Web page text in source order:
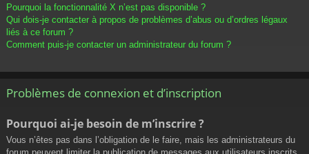
Pourquoi la fonctionnalité X n’est pas disponible ?
Qui dois-je contacter à propos de problèmes d’abus ou d’ordres légaux
liés à ce forum ?
Comment puis-je contacter un administrateur du forum ?
Problèmes de connexion et d’inscription
Pourquoi ai-je besoin de m’inscrire ?
Vous n’êtes pas dans l’obligation de le faire, mais les administrateurs du